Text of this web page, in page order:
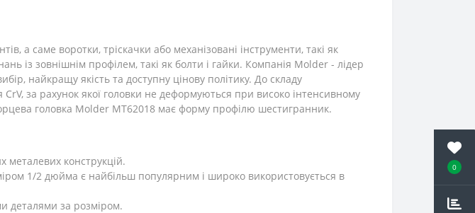
0
а саме воротки, тріскачки або механізовані інструменти, такі як
із зовнішнім профілем, такі як болти і гайки. Компанія Molder - лідер
найкращу якість та доступну цінову політику. До складу
за рахунок якої головки не деформуються при високо інтенсивному
головка Molder MT62018 має форму профілю шестигранник.
металевих конструкцій.
1/2 дюйма є найбільш популярним і широко використовується в
деталями за розміром.